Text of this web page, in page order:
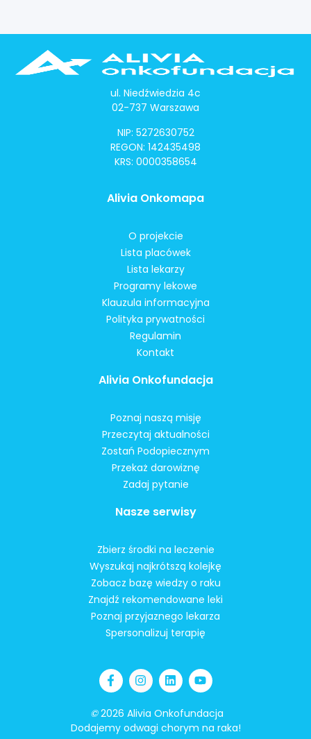
ul. Niedźwiedzia 4c
02-737 Warszawa
NIP: 5272630752
REGON: 142435498
KRS: 0000358654
Alivia Onkomapa
O projekcie
Lista placówek
Lista lekarzy
Programy lekowe
Klauzula informacyjna
Polityka prywatności
Regulamin
Kontakt
Alivia Onkofundacja
Poznaj naszą misję
Przeczytaj aktualności
Zostań Podopiecznym
Przekaż darowiznę
Zadaj pytanie
Nasze serwisy
Zbierz środki na leczenie
Wyszukaj najkrótszą kolejkę
Zobacz bazę wiedzy o raku
Znajdź rekomendowane leki
Poznaj przyjaznego lekarza
Spersonalizuj terapię
©2026 Alivia Onkofundacja
Dodajemy odwagi chorym na raka!